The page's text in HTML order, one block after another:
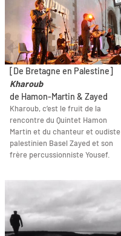
[De Bretagne en Palestine]
Kharoub
de Hamon-Martin & Zayed
Kharoub, c’est le fruit de la
rencontre du Quintet Hamon
Martin et du chanteur et oudiste
palestinien Basel Zayed et son
frère percussionniste Yousef.